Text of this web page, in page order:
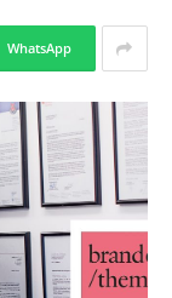
WhatsApp